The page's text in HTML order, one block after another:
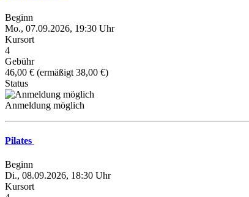
Beginn
Mo., 07.09.2026, 19:30 Uhr
Kursort
4
Gebühr
46,00 € (ermäßigt 38,00 €)
Status
Anmeldung möglich
Pilates
Beginn
Di., 08.09.2026, 18:30 Uhr
Kursort